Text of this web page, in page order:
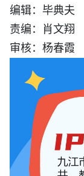
编辑：毕典夫
责编：肖文翔
审核：杨春霞